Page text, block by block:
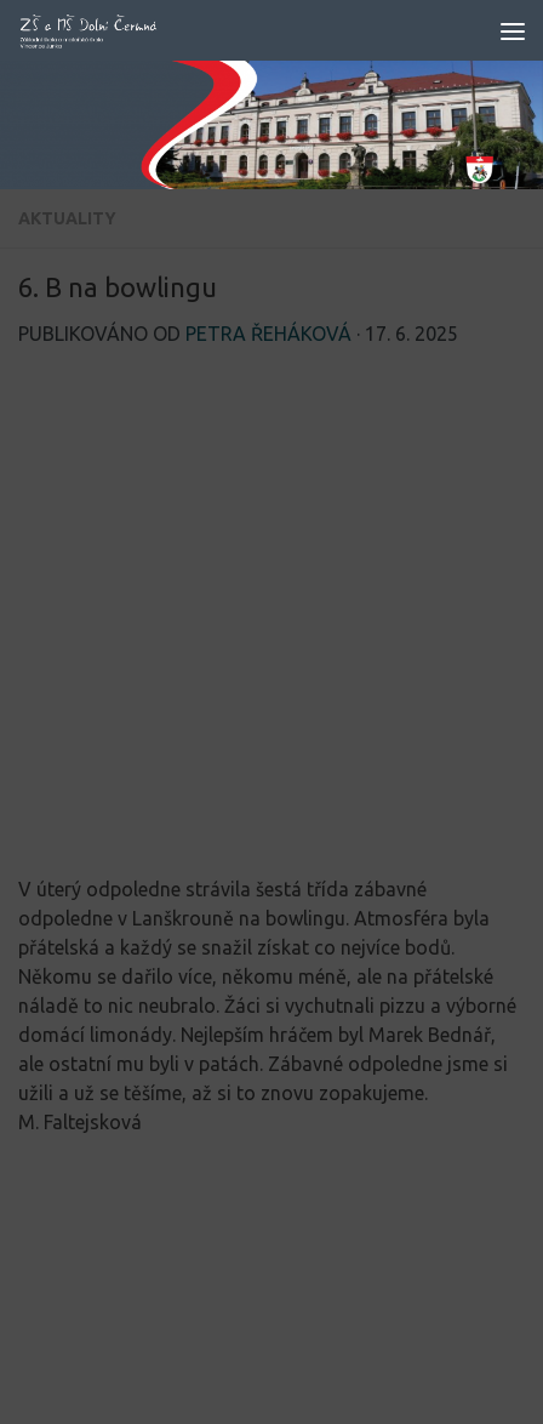
Skip to content
AKTUALITY
6. B na bowlingu
PUBLIKOVÁNO OD PETRA ŘEHÁKOVÁ · 17. 6. 2025
V úterý odpoledne strávila šestá třída zábavné
odpoledne v Lanškrouně na bowlingu. Atmosféra byla
přátelská a každý se snažil získat co nejvíce bodů.
Někomu se dařilo více, někomu méně, ale na přátelské
náladě to nic neubralo. Žáci si vychutnali pizzu a výborné
domácí limonády. Nejlepším hráčem byl Marek Bednář,
ale ostatní mu byli v patách. Zábavné odpoledne jsme si
užili a už se těšíme, až si to znovu zopakujeme.
M. Faltejsková